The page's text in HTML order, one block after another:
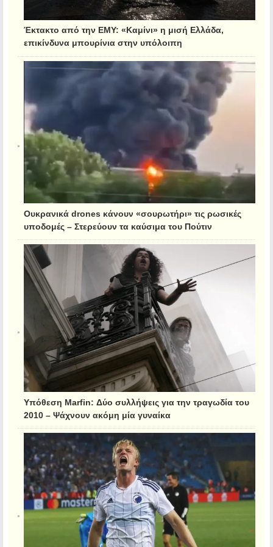
Έκτακτο από την ΕΜΥ: «Καμίνι» η μισή Ελλάδα,
επικίνδυνα μπουρίνια στην υπόλοιπη
Ουκρανικά drones κάνουν «σουρωτήρι» τις ρωσικές
υποδομές – Στερεύουν τα καύσιμα του Πούτιν
Υπόθεση Marfin: Δύο συλλήψεις για την τραγωδία του
2010 – Ψάχνουν ακόμη μία γυναίκα